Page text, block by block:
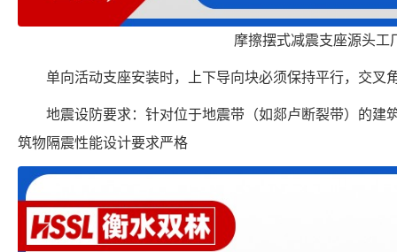
摩擦摆式减震支座源头工
单向活动支座安装时，上下导向块必须保持平行，交叉
地震设防要求：针对位于地震带（如郯卢断裂带）的建
筑物隔震性能设计要求严格